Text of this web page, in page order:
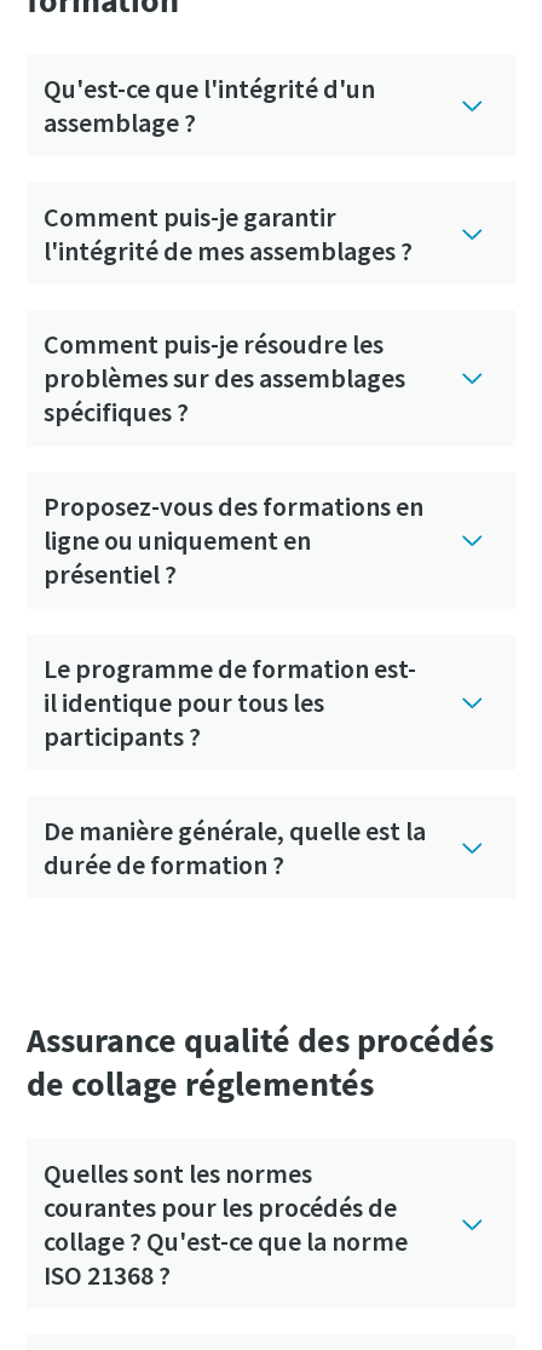
Qu'est-ce que l'intégrité d'un
assemblage ?
Comment puis-je garantir
l'intégrité de mes assemblages ?
Comment puis-je résoudre les
problèmes sur des assemblages
spécifiques ?
Proposez-vous des formations en
ligne ou uniquement en
présentiel ?
Le programme de formation est-
il identique pour tous les
participants ?
De manière générale, quelle est la
durée de formation ?
Assurance qualité des procédés
de collage réglementés
Quelles sont les normes
courantes pour les procédés de
collage ? Qu'est-ce que la norme
ISO 21368 ?